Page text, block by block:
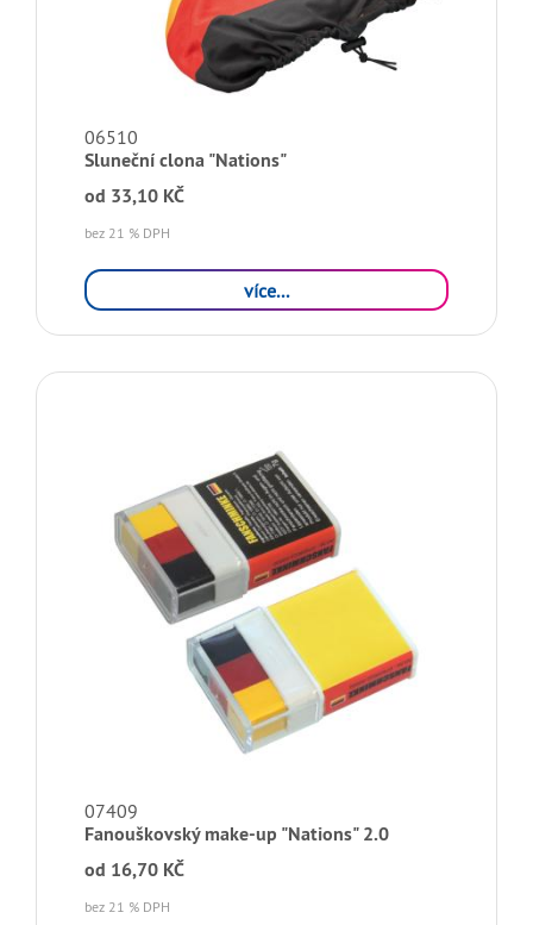
06510
Sluneční clona "Nations"
od 33,10 KČ
bez 21 % DPH
více...
07409
Fanouškovský make-up "Nations" 2.0
od 16,70 KČ
bez 21 % DPH